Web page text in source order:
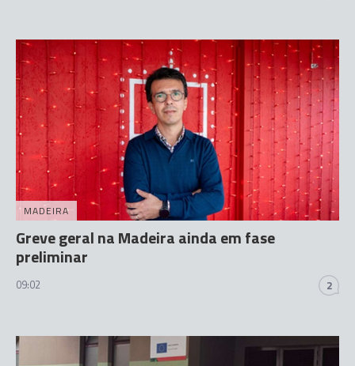
MADEIRA
Greve geral na Madeira ainda em fase
preliminar
09:02 2